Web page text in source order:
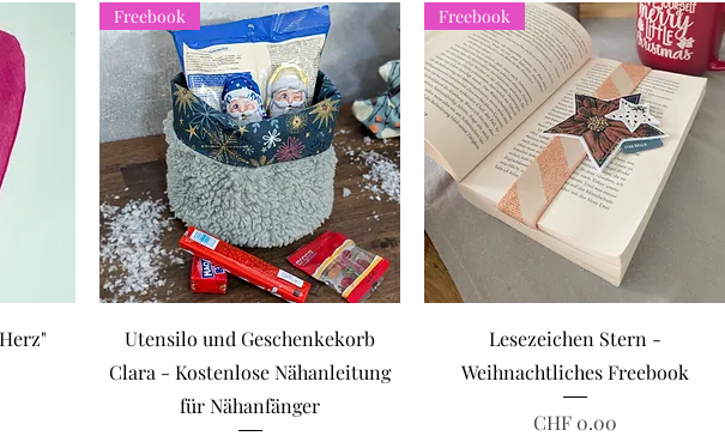
Freebook
Utensilo und Geschenkekorb
Clara - Kostenlose Nähanleitung
für Nähanfänger
Freebook
Lesezeichen Stern -
Weihnachtliches Freebook
Preis
CHF 0.00